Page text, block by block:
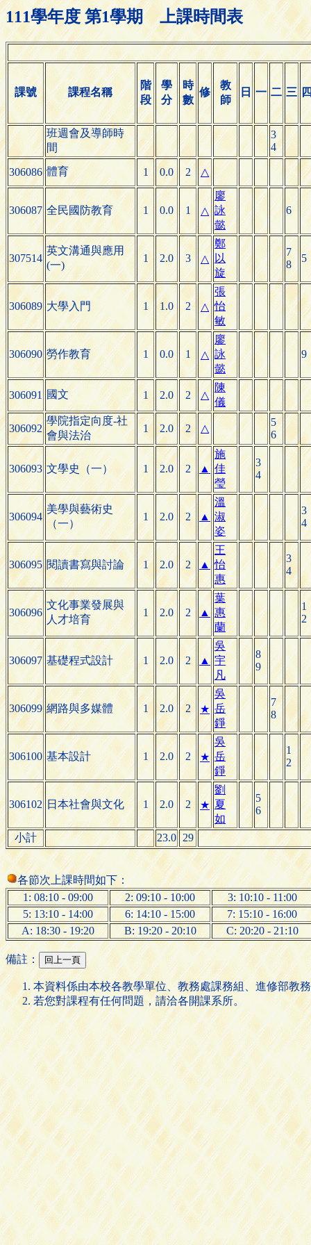
111學年度 第1學期 上課時間表
課號 課程名稱
階
段
學
分
時
數
修
教
師
日 一 二 三
班週會及導師時
間
3
4
306086 體育 1 0.0 2 △
306087 全民國防教育 1 0.0 1 △
廖
詠
懿
6
307514
英文溝通與應用
(一)
1 2.0 3 △
鄭
以
旋
7
8
5
306089 大學入門 1 1.0 2 △
張
怡
敏
306090 勞作教育 1 0.0 1 △
廖
詠
懿
9
306091 國文 1 2.0 2 △
陳
儀
306092
學院指定向度-社
會與法治
1 2.0 2 △
5
6
306093 文學史（一） 1 2.0 2 ▲
施
佳
瑩
3
4
306094
美學與藝術史
（一）
1 2.0 2 ▲
溫
淑
姿
3
4
306095 閱讀書寫與討論 1 2.0 2 ▲
王
怡
惠
3
4
306096
文化事業發展與
人才培育
1 2.0 2 ▲
葉
惠
蘭
1
2
306097 基礎程式設計 1 2.0 2 ▲
吳
宇
凡
8
9
306099 網路與多媒體 1 2.0 2 ★
吳
岳
錚
7
8
306100 基本設計 1 2.0 2 ★
吳
岳
錚
1
2
306102 日本社會與文化 1 2.0 2 ★
劉
夏
如
5
6
小計 23.0 29
各節次上課時間如下：
1: 08:10 - 09:00
2: 09:10 - 10:00
3: 10:10 - 11:00
5: 13:10 - 14:00
6: 14:10 - 15:00
7: 15:10 - 16:00
A: 18:30 - 19:20
B: 19:20 - 20:10 C: 20:20 - 21:10
備註：
本資料係由本校各教學單位、教務處課務組、進修部教
若您對課程有任何問題，請洽各開課系所。